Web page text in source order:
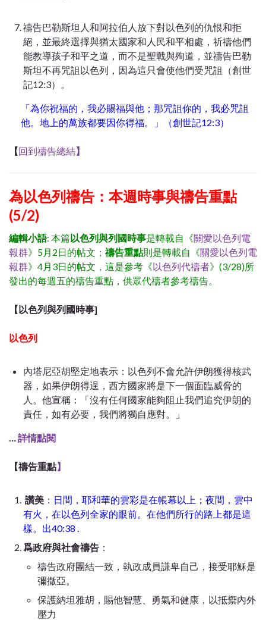
禱告巴勒斯坦人和阿拉伯人放下對以色列的仇恨和拒
絕，並最終選擇與猶太國家和人民和平相處，祈禱他們
能教導孩子和平之道，而不是聖戰與殉道，並禱告巴勒
斯坦不再咒詛以色列，因為這只會使他們受咒詛（創世
記12:3）。
「為你祝福的，我必賜福與他；那咒詛你的，我必咒詛
他。地上的萬族都要因你得福。」（創世記12:3）
【回到禱告總結】
為以色列禱告：本週時事與禱告重點
(5/2)
編輯小語: 本篇以色列與列國時事是轉載自《關愛以色列電
報群》5月2日的帖文； 禱告重點則是轉載自《關愛以色列電
報群》4月3日的帖文，這是參考《以色列代禱者》(3/28)所
發出的每週五的禱告重點， 供眾代禱者參考禱告。
【以色列與列國時事]
以色列
內塔尼亞胡堅定地表示：以色列不會允許伊朗獲得核武
器，如果伊朗得逞，西方國家將是下一個面臨威脅的
人。他宣稱：
「沒有任何國家能夠阻止我們追究伊朗的
責任，如有必要，我們將獨自應對。
」
詳情點閱
【禱告重點】
讚美 ： 日間，耶和華的雲彩是在帳幕以上；夜間，雲中
有火，在以色列全家的眼前。在他們所行的路上都是這
樣。出40:38 .
爲政府與社會禱告 ：
禱告政府團結一致，執政成員謙卑自己，接受耶穌是
彌撒亞。
保護納坦雅胡，賜他智慧、勇氣和健康，以抵禦內外
壓力